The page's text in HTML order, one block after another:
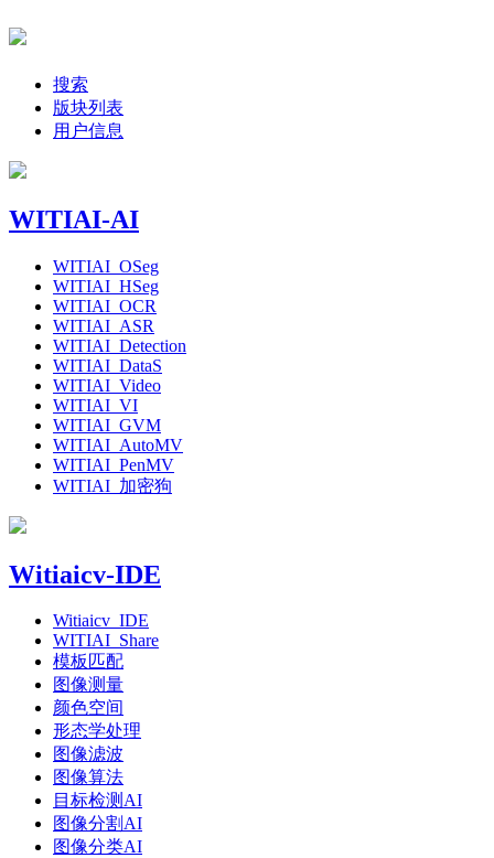
搜索
版块列表
用户信息
WITIAI-AI
WITIAI_OSeg
WITIAI_HSeg
WITIAI_OCR
WITIAI_ASR
WITIAI_Detection
WITIAI_DataS
WITIAI_Video
WITIAI_VI
WITIAI_GVM
WITIAI_AutoMV
WITIAI_PenMV
WITIAI_加密狗
Witiaicv-IDE
Witiaicv_IDE
WITIAI_Share
模板匹配
图像测量
颜色空间
形态学处理
图像滤波
图像算法
目标检测AI
图像分割AI
图像分类AI